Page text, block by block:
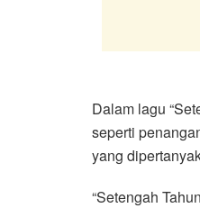
Dalam lagu
seperti
yang
“Setengah